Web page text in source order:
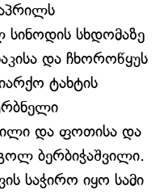
სინოდის სხდომაზე
და ჩხოროწყუს
ტახტის
და ფოთისა და
ბერბიჭაშვილი.
საჭირო იყო სამი